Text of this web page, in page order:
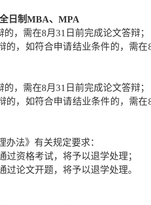
日制MBA、MPA
，需在8月31日前完成论文答辩；
的，如符合申请结业条件的，需
，需在8月31日前完成论文答辩；
的，如符合申请结业条件的，需
法》有关规定要求：
过资格考试，将予以退学处理；
过论文开题，将予以退学处理。